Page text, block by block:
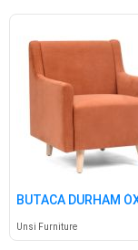
BUTACA DURHAM
Unsi Furniture